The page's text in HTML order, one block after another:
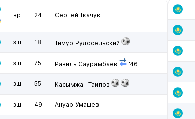
вр 24 Сергей Ткачук
зщ 18 Тимур Рудосельский
зщ 75 Равиль Саурамбаев '46
зщ 55 Касымжан Таипов
зщ 49 Ануар Умашев